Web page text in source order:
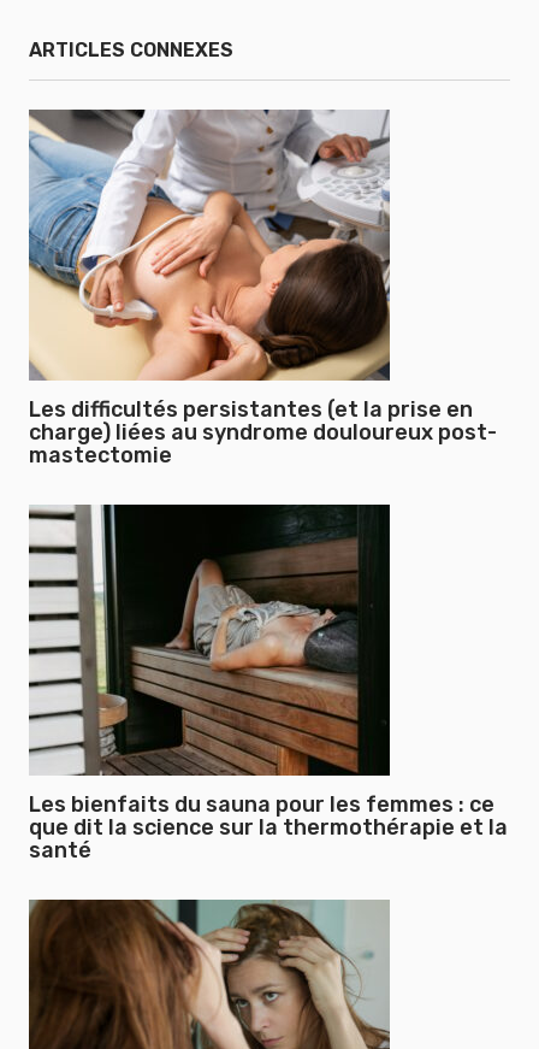
ARTICLES CONNEXES
Les difficultés persistantes (et la prise en
charge) liées au syndrome douloureux post-
mastectomie
Les bienfaits du sauna pour les femmes : ce
que dit la science sur la thermothérapie et la
santé